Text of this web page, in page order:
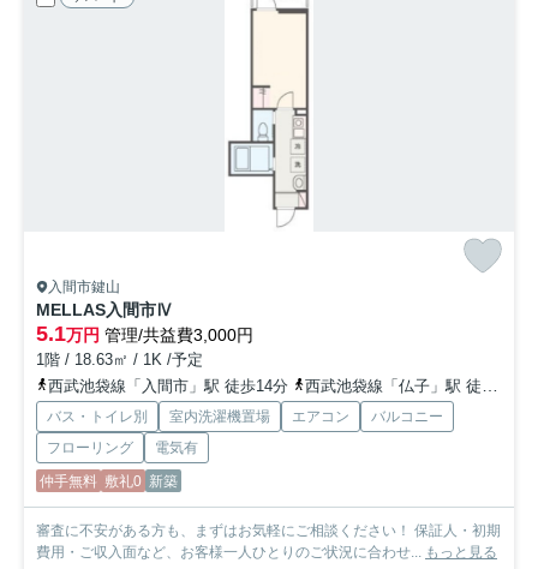
入間市鍵山
MELLAS入間市Ⅳ
5.1万円 管理/共益費3,000円
1階 / 18.63㎡ / 1K /予定
西武池袋線「入間市」駅 徒歩14分
西武池袋線「仏子」駅 徒歩25分
バス・トイレ別 室内洗濯機置場 エアコン
バルコニー
フローリング
電気有
仲手無料 敷礼0 新築
審査に不安がある方も、まずはお気軽にご相談ください！ 保証人・初期
費用・ご収入面など、お客様一人ひとりのご状況に合わせ... もっと見る